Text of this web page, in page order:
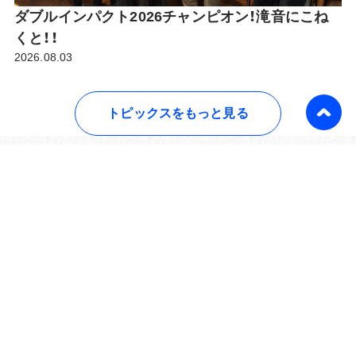
ダブルインパクト2026チャンピオン！滝音にこね
くと！！
2026.08.03
トピックスをもっと見る